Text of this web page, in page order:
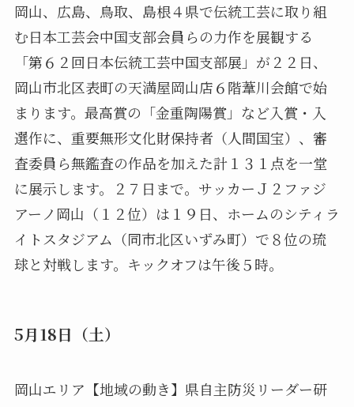
岡山、広島、鳥取、島根４県で伝統工芸に取り組
む日本工芸会中国支部会員らの力作を展観する
「第６２回日本伝統工芸中国支部展」が２２日、
岡山市北区表町の天満屋岡山店６階葦川会館で始
まります。最高賞の「金重陶陽賞」など入賞・入
選作に、重要無形文化財保持者（人間国宝）、審
査委員ら無鑑査の作品を加えた計１３１点を一堂
に展示します。２７日まで。サッカーＪ２ファジ
アーノ岡山（１２位）は１９日、ホームのシティラ
イトスタジアム（同市北区いずみ町）で８位の琉
球と対戦します。キックオフは午後５時。
5月18日（土）
岡山エリア【地域の動き】県自主防災リーダー研